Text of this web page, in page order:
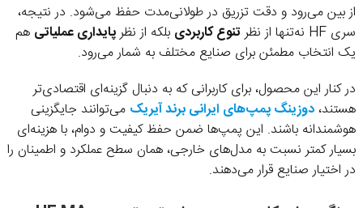
از بین می‌رود و دقت تزریق در طولانی‌مدت حفظ می‌شود. در نتیجه،
سری HF نه‌تنها از نظر
تنوع کاربردی بلکه از نظرپایداری عملیاتی هم
یک انتخاب مطمئن برای صنایع مختلف به شمار می‌رود.
در کنار این محصول، برای کاربرانی که به دنبال گزینه‌ای اقتصادی‌تر
هستند، دوزینگ پمپ‌های ایرانی برند آیریک می‌توانند جایگزینی
هوشمندانه باشند. این پمپ‌ها ضمن حفظ کیفیت و دوام، با هزینه‌ای
بسیار کمتر نسبت به مدل‌های خارجی، همان سطح عملکرد و اطمینان را
در اختیار صنایع قرار می‌دهند.